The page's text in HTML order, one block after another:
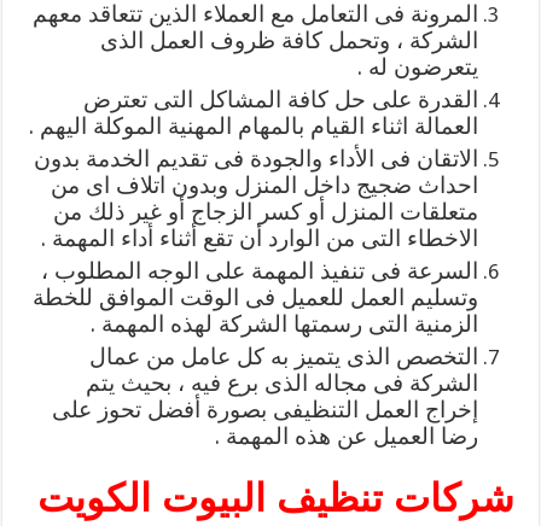
المرونة فى التعامل مع العملاء الذين تتعاقد معهم
الشركة ، وتحمل كافة ظروف العمل الذى
يتعرضون له .
القدرة على حل كافة المشاكل التى تعترض
العمالة اثناء القيام بالمهام المهنية الموكلة اليهم .
الاتقان فى الأداء والجودة فى تقديم الخدمة بدون
احداث ضجيج داخل المنزل وبدون اتلاف اى من
متعلقات المنزل أو كسر الزجاج أو غير ذلك من
الاخطاء التى من الوارد أن تقع أثناء أداء المهمة .
السرعة فى تنفيذ المهمة على الوجه المطلوب ،
وتسليم العمل للعميل فى الوقت الموافق للخطة
الزمنية التى رسمتها الشركة لهذه المهمة .
التخصص الذى يتميز به كل عامل من عمال
الشركة فى مجاله الذى برع فيه ، بحيث يتم
إخراج العمل التنظيفى بصورة أفضل تحوز على
رضا العميل عن هذه المهمة .
شركات تنظيف البيوت الكويت